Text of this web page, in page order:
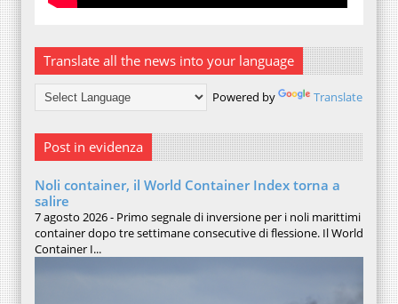
Translate all the news into your language
Powered by Translate
Post in evidenza
Noli container, il World Container Index torna a
salire
7 agosto 2026 - Primo segnale di inversione per i noli marittimi
container dopo tre settimane consecutive di flessione. Il World
Container I...